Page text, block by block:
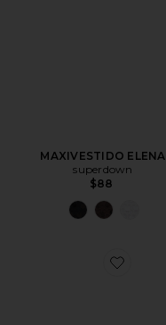
MAXIVESTIDO ELENA
superdown
$88